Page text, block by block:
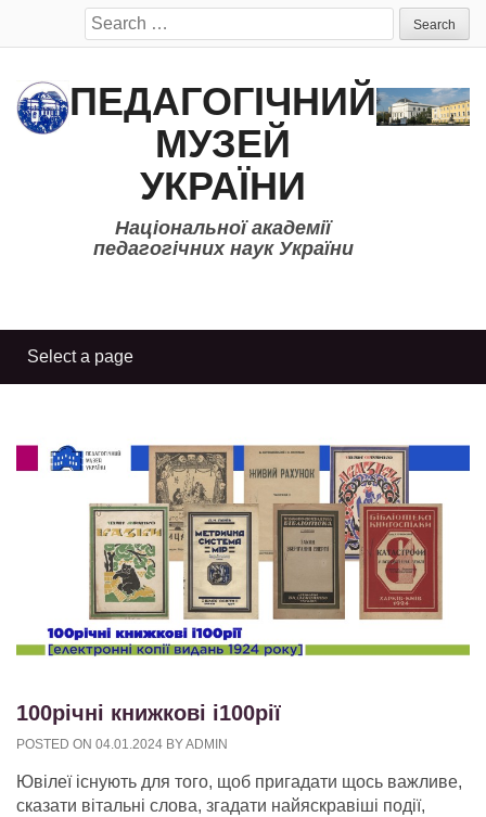
Search
for:
ПЕДАГОГІЧНИЙ
МУЗЕЙ
УКРАЇНИ
Національної академії
педагогічних наук України
100річні книжкові і100рії
POSTED ON 04.01.2024 BYADMIN
Ювілеї існують для того, щоб пригадати щось важливе,
сказати вітальні слова, згадати найяскравіші події,